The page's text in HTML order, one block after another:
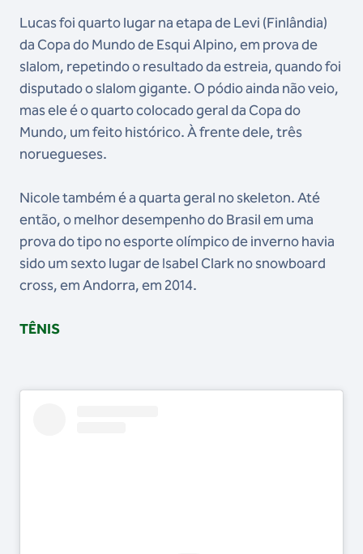
Lucas foi quarto lugar na etapa de Levi (Finlândia)
da Copa do Mundo de Esqui Alpino, em prova de
slalom, repetindo o resultado da estreia, quando foi
disputado o slalom gigante. O pódio ainda não veio,
mas ele é o quarto colocado geral da Copa do
Mundo, um feito histórico. À frente dele, três
noruegueses.
Nicole também é a quarta geral no skeleton. Até
então, o melhor desempenho do Brasil em uma
prova do tipo no esporte olímpico de inverno havia
sido um sexto lugar de Isabel Clark no snowboard
cross, em Andorra, em 2014.
TÊNIS